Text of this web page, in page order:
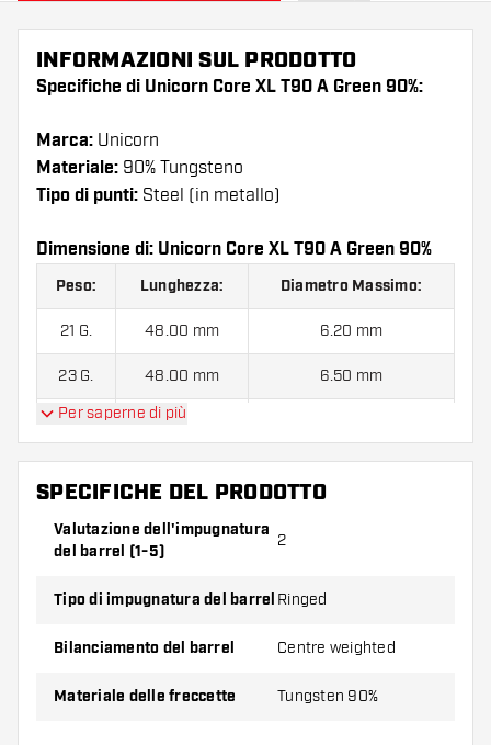
INFORMAZIONI SUL PRODOTTO
Specifiche di Unicorn Core XL T90 A Green 90%:
Marca: Unicorn
Materiale: 90% Tungsteno
Tipo di punti: Steel (in metallo)
Dimensione di: Unicorn Core XL T90 A Green 90%
Peso: Lunghezza: Diametro Massimo:
21 G. 48.00 mm 6.20 mm
23 G. 48.00 mm 6.50 mm
25 G. 48.00 mm
Unicorn Core XL T90 A Green 90% contiene:
barrel, 3 alette e 3 astine.
Per saperne di più
SPECIFICHE DEL PRODOTTO
Valutazione dell'impugnatura
del barrel (1-5)
2
Tipo di impugnatura del barrel Ringed
Bilanciamento del barrel Centre weighted
Materiale delle freccette Tungsten 90%